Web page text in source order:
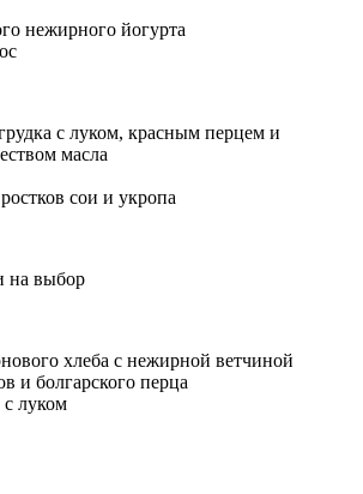
нежирного йогурта
с луком, красным перцем и
масла
сои и укропа
на выбор
хлеба с нежирной ветчиной
и болгарского перца
луком